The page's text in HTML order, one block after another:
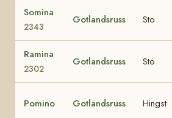
Somina
2343
Gotlandsruss Sto
Ramina
2302
Gotlandsruss Sto
Pomino Gotlandsruss Hingst